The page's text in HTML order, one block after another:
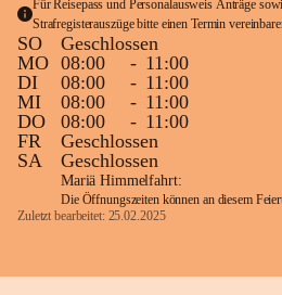
Für Reisepass und Personalausweis Anträge
Strafregisterauszüge bitte einen Termin
SO
Geschlossen
MO 08:00 - 11:00
DI
08:00 - 11:00
MI
08:00 - 11:00
DO
08:00 - 11:00
FR
Geschlossen
SA
Geschlossen
Mariä Himmelfahrt:
Die Öffnungszeiten können an diesem
Zuletzt bearbeitet: 25.02.2025